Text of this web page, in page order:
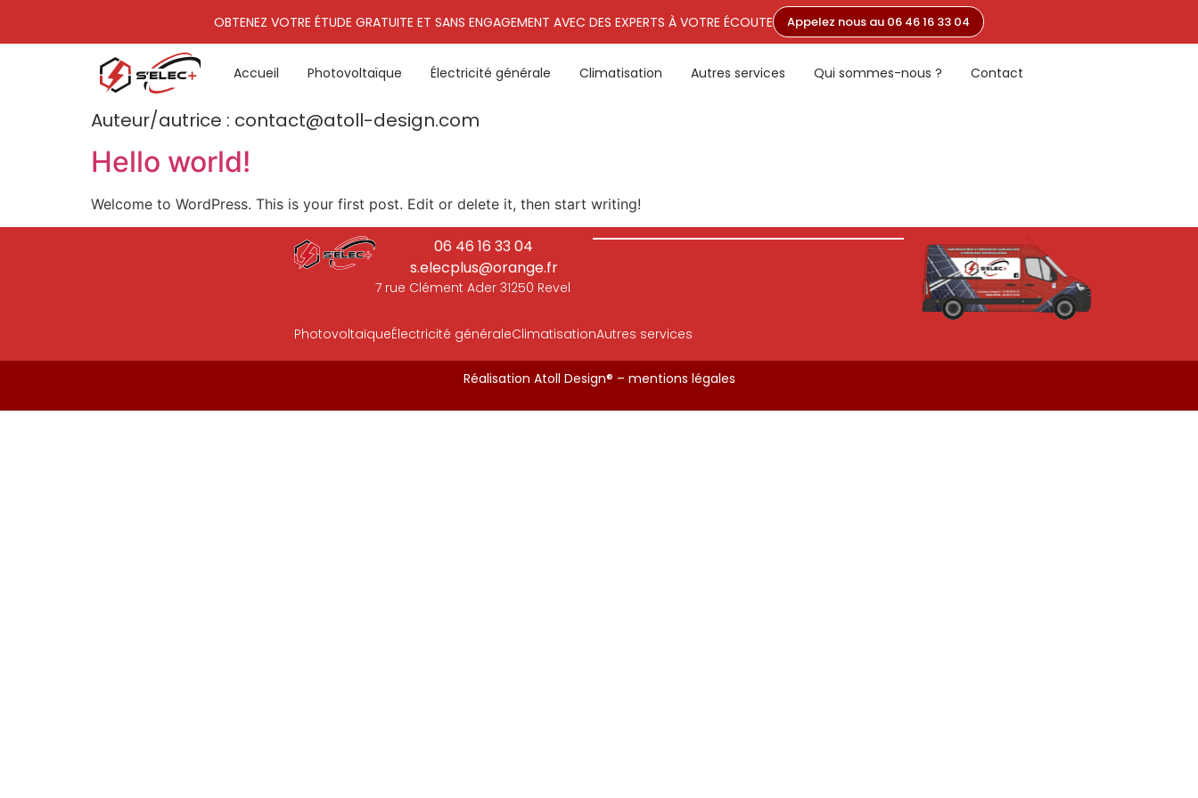
OBTENEZ VOTRE ÉTUDE GRATUITE ET SANS ENGAGEMENT AVEC DES EXPERTS À VOTRE ÉCOUTE Appelez nous au 06 46 16 33 04
Accueil Photovoltaïque Électricité générale Climatisation Autres services Qui sommes-nous ? Contact
Auteur/autrice : contact@atoll-design.com
Hello world!
Welcome to WordPress. This is your first post. Edit or delete it, then start writing!
06 46 16 33 04
s.elecplus@orange.fr
7 rue Clément Ader 31250 Revel
PhotovoltaïqueÉlectricité généraleClimatisationAutres services
Réalisation Atoll Design® – mentions légales